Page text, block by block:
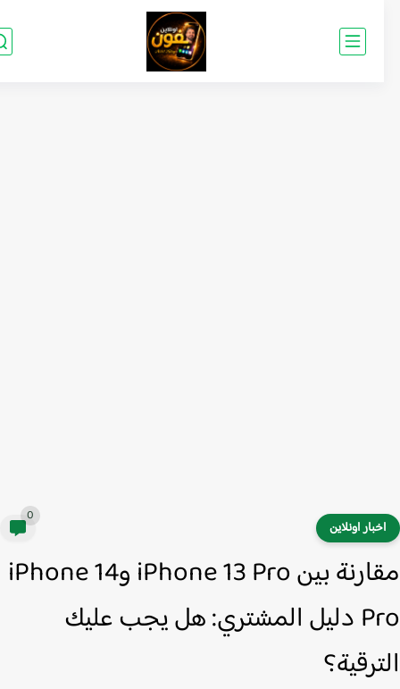
اونلاين
مقارنة بين iPhone 13 Pro وiPhone 14
Pro دليل المشتري: هل يجب عليك